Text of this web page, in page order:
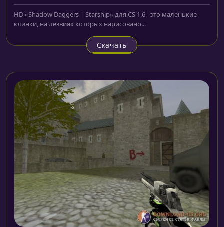
HD «Shadow Daggers | Starship» для CS 1.6 - это маленькие
клинки, на лезвиях которых нарисовано...
Скачать